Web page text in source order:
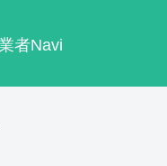
者Navi